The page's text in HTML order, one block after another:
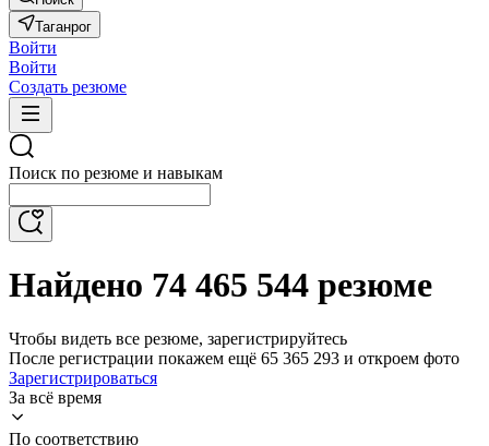
Таганрог
Войти
Войти
Создать резюме
Поиск по резюме и навыкам
Найдено 74 465 544 резюме
Чтобы видеть все резюме, зарегистрируйтесь
После регистрации покажем ещё 65 365 293 и откроем фото
Зарегистрироваться
За всё время
По соответствию